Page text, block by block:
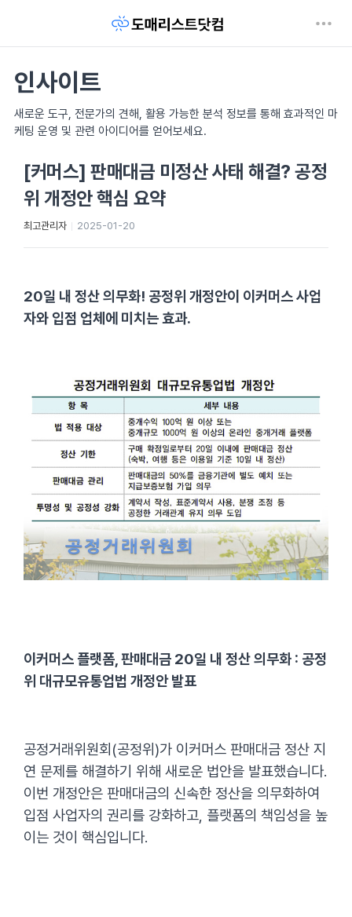
인사이트
새로운 도구, 전문가의 견해, 활용 가능한 분석 정보를 통해 효과적인 마
케팅 운영 및 관련 아이디어를 얻어보세요.
[커머스] 판매대금 미정산 사태 해결? 공정
위 개정안 핵심 요약
최고관리자 2025-01-20
20일 내 정산 의무화! 공정위 개정안이 이커머스 사업
자와 입점 업체에 미치는 효과.
이커머스 플랫폼, 판매대금 20일 내 정산 의무화 : 공정
위 대규모유통업법 개정안 발표
공정거래위원회(공정위)가 이커머스 판매대금 정산 지
연 문제를 해결하기 위해 새로운 법안을 발표했습니다.
이번 개정안은 판매대금의 신속한 정산을 의무화하여
입점 사업자의 권리를 강화하고, 플랫폼의 책임성을 높
이는 것이 핵심입니다.